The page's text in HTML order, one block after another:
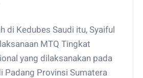
di Kedubes Saudi itu, Syaiful
MTQ Tingkat
yang dilaksanakan pada
Padang Provinsi Sumatera